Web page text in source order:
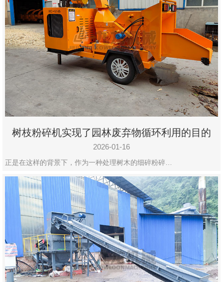
树枝粉碎机实现了园林废弃物循环利用的目的
2026-01-16
正是在这样的背景下，作为一种处理树木的细碎粉碎…